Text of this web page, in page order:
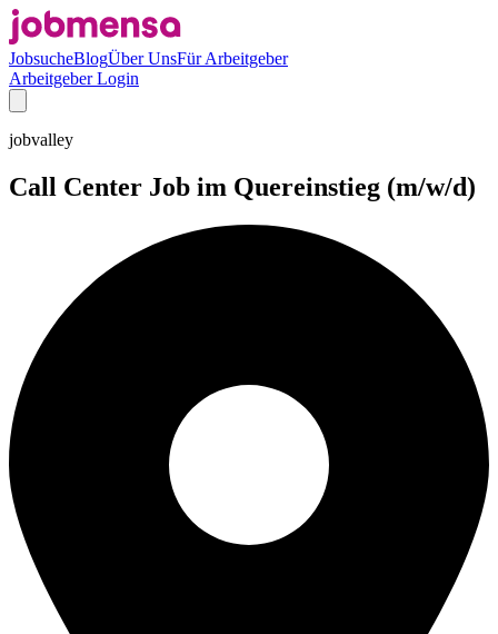
JobsucheBlogÜber UnsFür Arbeitgeber
Arbeitgeber Login
jobvalley
Call Center Job im Quereinstieg (m/w/d)